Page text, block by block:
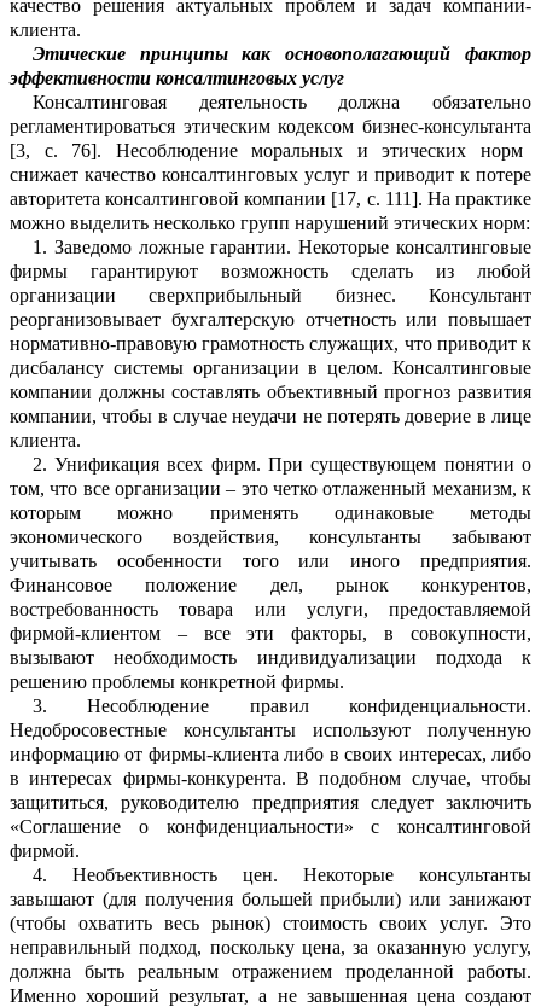
качество решения актуальных проблем и задач компании-
клиента.
Этические принципы как основополагающий фактор
эффективности консалтинговых услуг
Консалтинговая деятельность должна обязательно
регламентироваться этическим кодексом бизнес-консультанта
[3, с. 76]. Несоблюдение моральных и этических норм
снижает качество консалтинговых услуг и приводит к потере
авторитета консалтинговой компании [17, с. 111]. На практике
можно выделить несколько групп нарушений этических норм:
1. Заведомо ложные гарантии. Некоторые консалтинговые
фирмы гарантируют возможность сделать из любой
организации сверхприбыльный бизнес. Консультант
реорганизовывает бухгалтерскую отчетность или повышает
нормативно-правовую грамотность служащих, что приводит к
дисбалансу системы организации в целом. Консалтинговые
компании должны составлять объективный прогноз развития
компании, чтобы в случае неудачи не потерять доверие в лице
клиента.
2. Унификация всех фирм. При существующем понятии о
том, что все организации – это четко отлаженный механизм, к
которым можно применять одинаковые методы
экономического воздействия, консультанты забывают
учитывать особенности того или иного предприятия.
Финансовое положение дел, рынок конкурентов,
востребованность товара или услуги, предоставляемой
фирмой-клиентом – все эти факторы, в совокупности,
вызывают необходимость индивидуализации подхода к
решению проблемы конкретной фирмы.
3.
Несоблюдение правил конфиденциальности.
Недобросовестные консультанты используют полученную
информацию от фирмы-клиента либо в своих интересах, либо
в интересах фирмы-конкурента. В подобном случае, чтобы
защититься, руководителю предприятия следует заключить
«Соглашение о конфиденциальности» с консалтинговой
фирмой.
4.
Необъективность цен. Некоторые консультанты
завышают (для получения большей прибыли) или занижают
(чтобы охватить весь рынок) стоимость своих услуг. Это
неправильный подход, поскольку цена, за оказанную услугу,
должна быть реальным отражением проделанной работы.
Именно хороший результат, а не завышенная цена создают